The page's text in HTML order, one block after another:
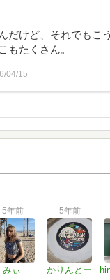
だけど、それでもこ
もたくさん。
04/15
5年前
みぃ
5年前
かりんとー